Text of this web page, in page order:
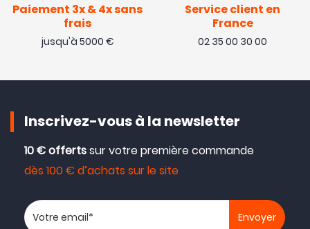
Paiement 3x & 4x sans
frais
jusqu'à 5000 €
Service client en
France
02 35 00 30 00
Inscrivez-vous à la newsletter
10 € offertssur votre première commande
dès 100 € d’achats sur le site
Votre adresse email